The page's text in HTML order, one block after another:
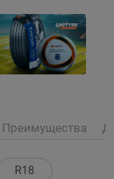
Преимущества
R18